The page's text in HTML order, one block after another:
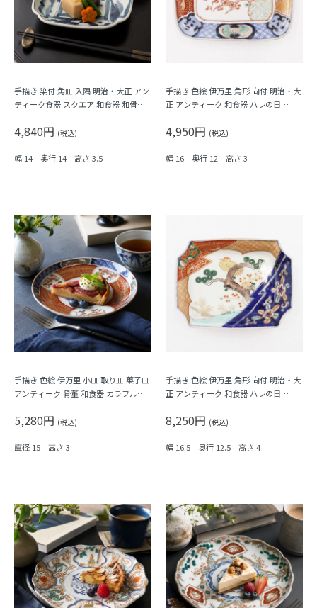
手描き 染付 角皿 入隅 明治・大正 アン
ティーク食器 スクエア 和食器 和骨董
4,840円 (税込)
幅 14 奥行 14 高さ 3.5
手描き 色絵 伊万里 角形 向付 明治・大
正 アンティーク 和食器 ハレの日
4,950円 (税込)
幅 16 奥行 12 高さ 3
手描き 色絵 伊万里 小皿 取り皿 菓子皿
アンティーク 骨董 和食器 カラフル
5,280円 (税込)
直径 15 高さ 3
手描き 色絵 伊万里 角形 向付 明治・大
正 アンティーク 和食器 ハレの日
8,250円 (税込)
幅 16.5 奥行 12.5 高さ 4